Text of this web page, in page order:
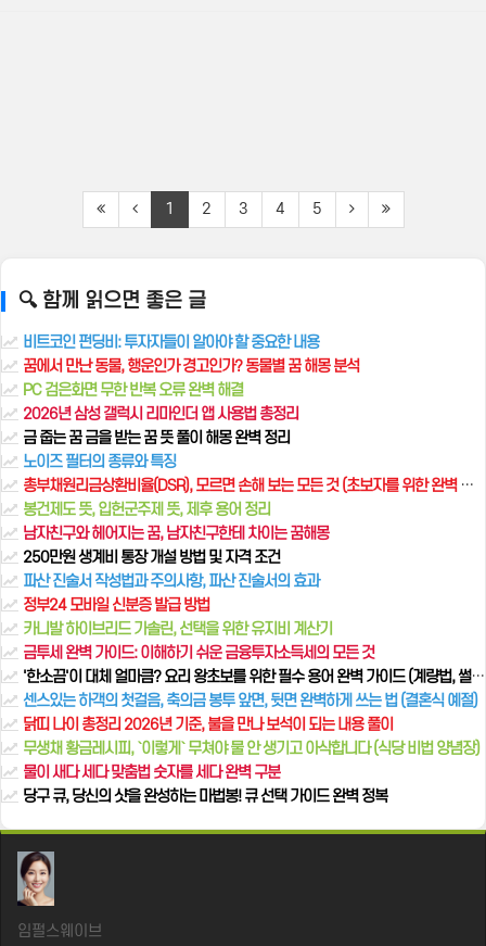
1 2 3 4 5
🔍 함께 읽으면 좋은 글
비트코인 펀딩비: 투자자들이 알아야 할 중요한 내용
꿈에서 만난 동물, 행운인가 경고인가? 동물별 꿈 해몽 분석
PC 검은화면 무한 반복 오류 완벽 해결
2026년 삼성 갤럭시 리마인더 앱 사용법 총정리
금 줍는 꿈 금을 받는 꿈 뜻 풀이 해몽 완벽 정리
노이즈 필터의 종류와 특징
총부채원리금상환비율(DSR), 모르면 손해 보는 모든 것 (초보자를 위한 완벽 가이드)
봉건제도 뜻, 입헌군주제 뜻, 제후 용어 정리
남자친구와 헤어지는 꿈, 남자친구한테 차이는 꿈해몽
250만원 생계비 통장 개설 방법 및 자격 조건
파산 진술서 작성법과 주의사항, 파산 진술서의 효과
정부24 모바일 신분증 발급 방법
카니발 하이브리드 가솔린, 선택을 위한 유지비 계산기
금투세 완벽 가이드: 이해하기 쉬운 금융투자소득세의 모든 것
'한소끔'이 대체 얼마큼? 요리 왕초보를 위한 필수 용어 완벽 가이드 (계량법, 썰기법, 조리법)
센스있는 하객의 첫걸음, 축의금 봉투 앞면, 뒷면 완벽하게 쓰는 법 (결혼식 예절)
닭띠 나이 총정리 2026년 기준, 불을 만나 보석이 되는 내용 풀이
무생채 황금레시피, `이렇게` 무쳐야 물 안 생기고 아삭합니다 (식당 비법 양념장)
물이 새다 세다 맞춤법 숫자를 세다 완벽 구분
당구 큐, 당신의 샷을 완성하는 마법봉! 큐 선택 가이드 완벽 정복
임펄스웨이브